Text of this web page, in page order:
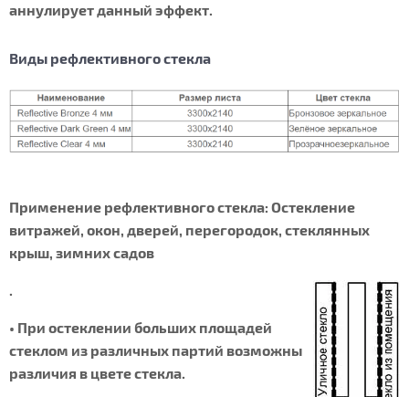
аннулирует данный эффект.
Виды рефлективного стекла
Применение рефлективного стекла: Остекление
витражей, окон, дверей, перегородок, стеклянных
крыш, зимних садов
.
• При остеклении больших площадей
стеклом из различных партий возможны
различия в цвете стекла.